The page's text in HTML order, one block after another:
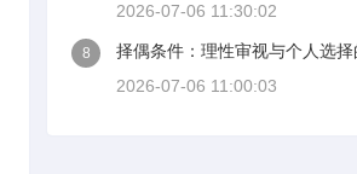
2026-07-06 11:30:02
8
择偶条件：理性审视与个人选
2026-07-06 11:00:03